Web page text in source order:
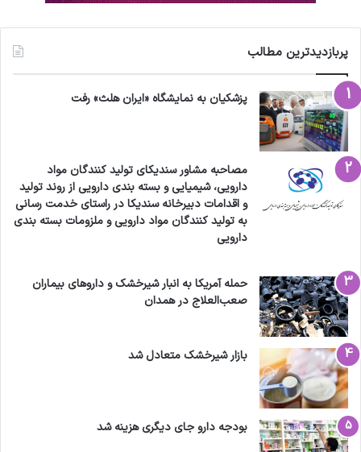
پربازدیدترین مطالب
پزشکیان به نمایشگاه «ایران هلث» رفت
مصاحبه مشاور سندیکای تولید کنندگان مواد
دارویی، شیمیایی و بسته بندی دارویی از روند تولید
و اقدامات دبیرخانه سندیکا در راستای خدمت رسانی
به تولید کنندگان مواد دارویی و ملزومات بسته بندی
دارویی
حمله آمریکا به انبار شیرخشک و داروهای بیماران
صعب‌العلاج در همدان
بازار شیرخشک متعادل شد
بودجه دارو جای دیگری هزینه شد